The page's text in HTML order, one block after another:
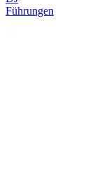
Führungen